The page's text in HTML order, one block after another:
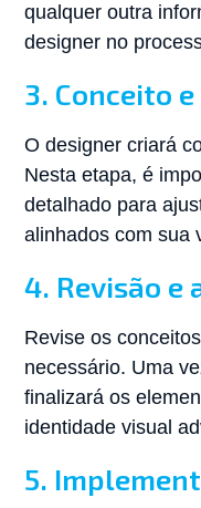
qualquer outra
designer no
3. Conceito
O designer criará
Nesta etapa, é
detalhado para
alinhados com sua
4. Revisão e
Revise os
necessário. Uma
finalizará os
identidade visual
5.